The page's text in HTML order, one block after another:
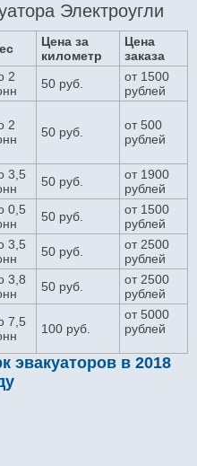
Электроугли
Цена за
километр
Цена
заказа
2
50 руб.
от 1500
рублей
2
50 руб.
от 500
рублей
3,5
50 руб.
от 1900
рублей
0,5
50 руб.
от 1500
рублей
3,5
50 руб.
от 2500
рублей
3,8
50 руб.
от 2500
рублей
7,5
100 руб.
от 5000
рублей
эвакуаторов в 2018